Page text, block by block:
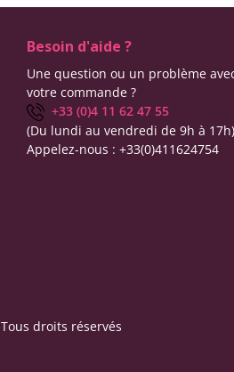
Besoin d'aide ?
Une question ou un problème
votre commande ?
+33 (0)4 11 62 47 55
(Du lundi au vendredi de 9h à 17h)
Appelez-nous : +33(0)411624754
Tous droits réservés